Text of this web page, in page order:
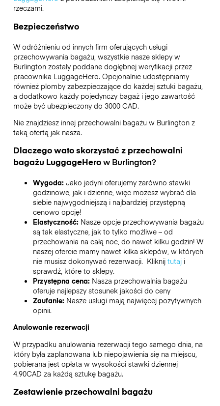
rzeczami.
Bezpieczeństwo
W odróżnieniu od innych firm oferujących usługi
przechowywania bagażu, wszystkie nasze sklepy w
Burlingtonzostały poddane dogłębnej weryfikacji przez
pracownika LuggageHero. Opcjonalnie udostępniamy
również plomby zabezpieczające do każdej sztuki bagażu,
a dodatkowo każdy pojedynczy bagaż i jego zawartość
może być ubezpieczony do 3000 CAD.
Nie znajdziesz innej przechowalni bagażu w Burlingtonz
taką ofertą jak nasza.
Dlaczego wato skorzystać z przechowalni
bagażu LuggageHerow Burlington?
Wygoda: Jako jedyni oferujemy zarówno stawki
godzinowe, jak i dzienne, więc możesz wybrać dla
siebie najwygodniejszą i najbardziej przystępną
cenowo opcję!
Elastyczność: Nasze opcje przechowywania bagażu
są tak elastyczne, jak to tylko możliwe – od
przechowania na całą noc, do nawet kilku godzin! W
naszej ofercie mamy nawet kilka sklepów, w których
nie musisz dokonywać rezerwacji. Kliknij tutaji
sprawdź, które to sklepy.
Przystępna cena: Nasza przechowalnia bagażu
oferuje najlepszy stosunek jakości do ceny
Zaufanie: Nasze usługi mają najwięcej pozytywnych
opinii.
Anulowanie rezerwacji
W przypadku anulowania rezerwacji tego samego dnia, na
który była zaplanowana lub niepojawienia się na miejscu,
pobierana jest opłata w wysokości stawki dziennej
4.90CAD za każdą sztukę bagażu.
Zestawienie przechowalni bagażu